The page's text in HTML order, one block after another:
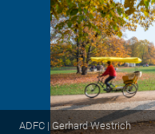
ADFC | Gerhard Westrich